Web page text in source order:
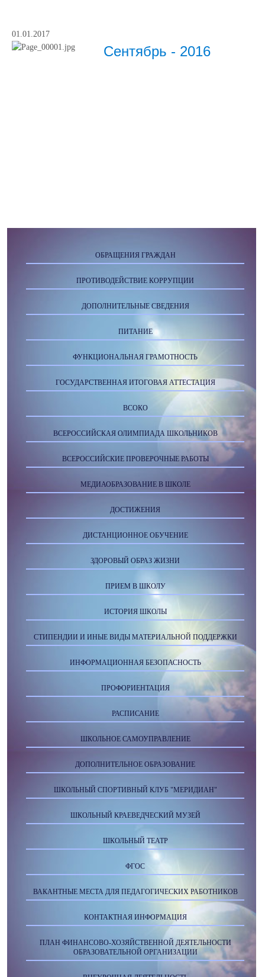
01.01.2017
Сентябрь - 2016
ОБРАЩЕНИЯ ГРАЖДАН
ПРОТИВОДЕЙСТВИЕ КОРРУПЦИИ
ДОПОЛНИТЕЛЬНЫЕ СВЕДЕНИЯ
ПИТАНИЕ
ФУНКЦИОНАЛЬНАЯ ГРАМОТНОСТЬ
ГОСУДАРСТВЕННАЯ ИТОГОВАЯ АТТЕСТАЦИЯ
ВСОКО
ВСЕРОССИЙСКАЯ ОЛИМПИАДА ШКОЛЬНИКОВ
ВСЕРОССИЙСКИЕ ПРОВЕРОЧНЫЕ РАБОТЫ
МЕДИАОБРАЗОВАНИЕ В ШКОЛЕ
ДОСТИЖЕНИЯ
ДИСТАНЦИОННОЕ ОБУЧЕНИЕ
ЗДОРОВЫЙ ОБРАЗ ЖИЗНИ
ПРИЕМ В ШКОЛУ
ИСТОРИЯ ШКОЛЫ
СТИПЕНДИИ И ИНЫЕ ВИДЫ МАТЕРИАЛЬНОЙ ПОДДЕРЖКИ
ИНФОРМАЦИОННАЯ БЕЗОПАСНОСТЬ
ПРОФОРИЕНТАЦИЯ
РАСПИСАНИЕ
ШКОЛЬНОЕ САМОУПРАВЛЕНИЕ
ДОПОЛНИТЕЛЬНОЕ ОБРАЗОВАНИЕ
ШКОЛЬНЫЙ СПОРТИВНЫЙ КЛУБ "МЕРИДИАН"
ШКОЛЬНЫЙ КРАЕВЕДЧЕСКИЙ МУЗЕЙ
ШКОЛЬНЫЙ ТЕАТР
ФГОС
ВАКАНТНЫЕ МЕСТА ДЛЯ ПЕДАГОГИЧЕСКИХ РАБОТНИКОВ
КОНТАКТНАЯ ИНФОРМАЦИЯ
ПЛАН ФИНАНСОВО-ХОЗЯЙСТВЕННОЙ ДЕЯТЕЛЬНОСТИ
ОБРАЗОВАТЕЛЬНОЙ ОРГАНИЗАЦИИ